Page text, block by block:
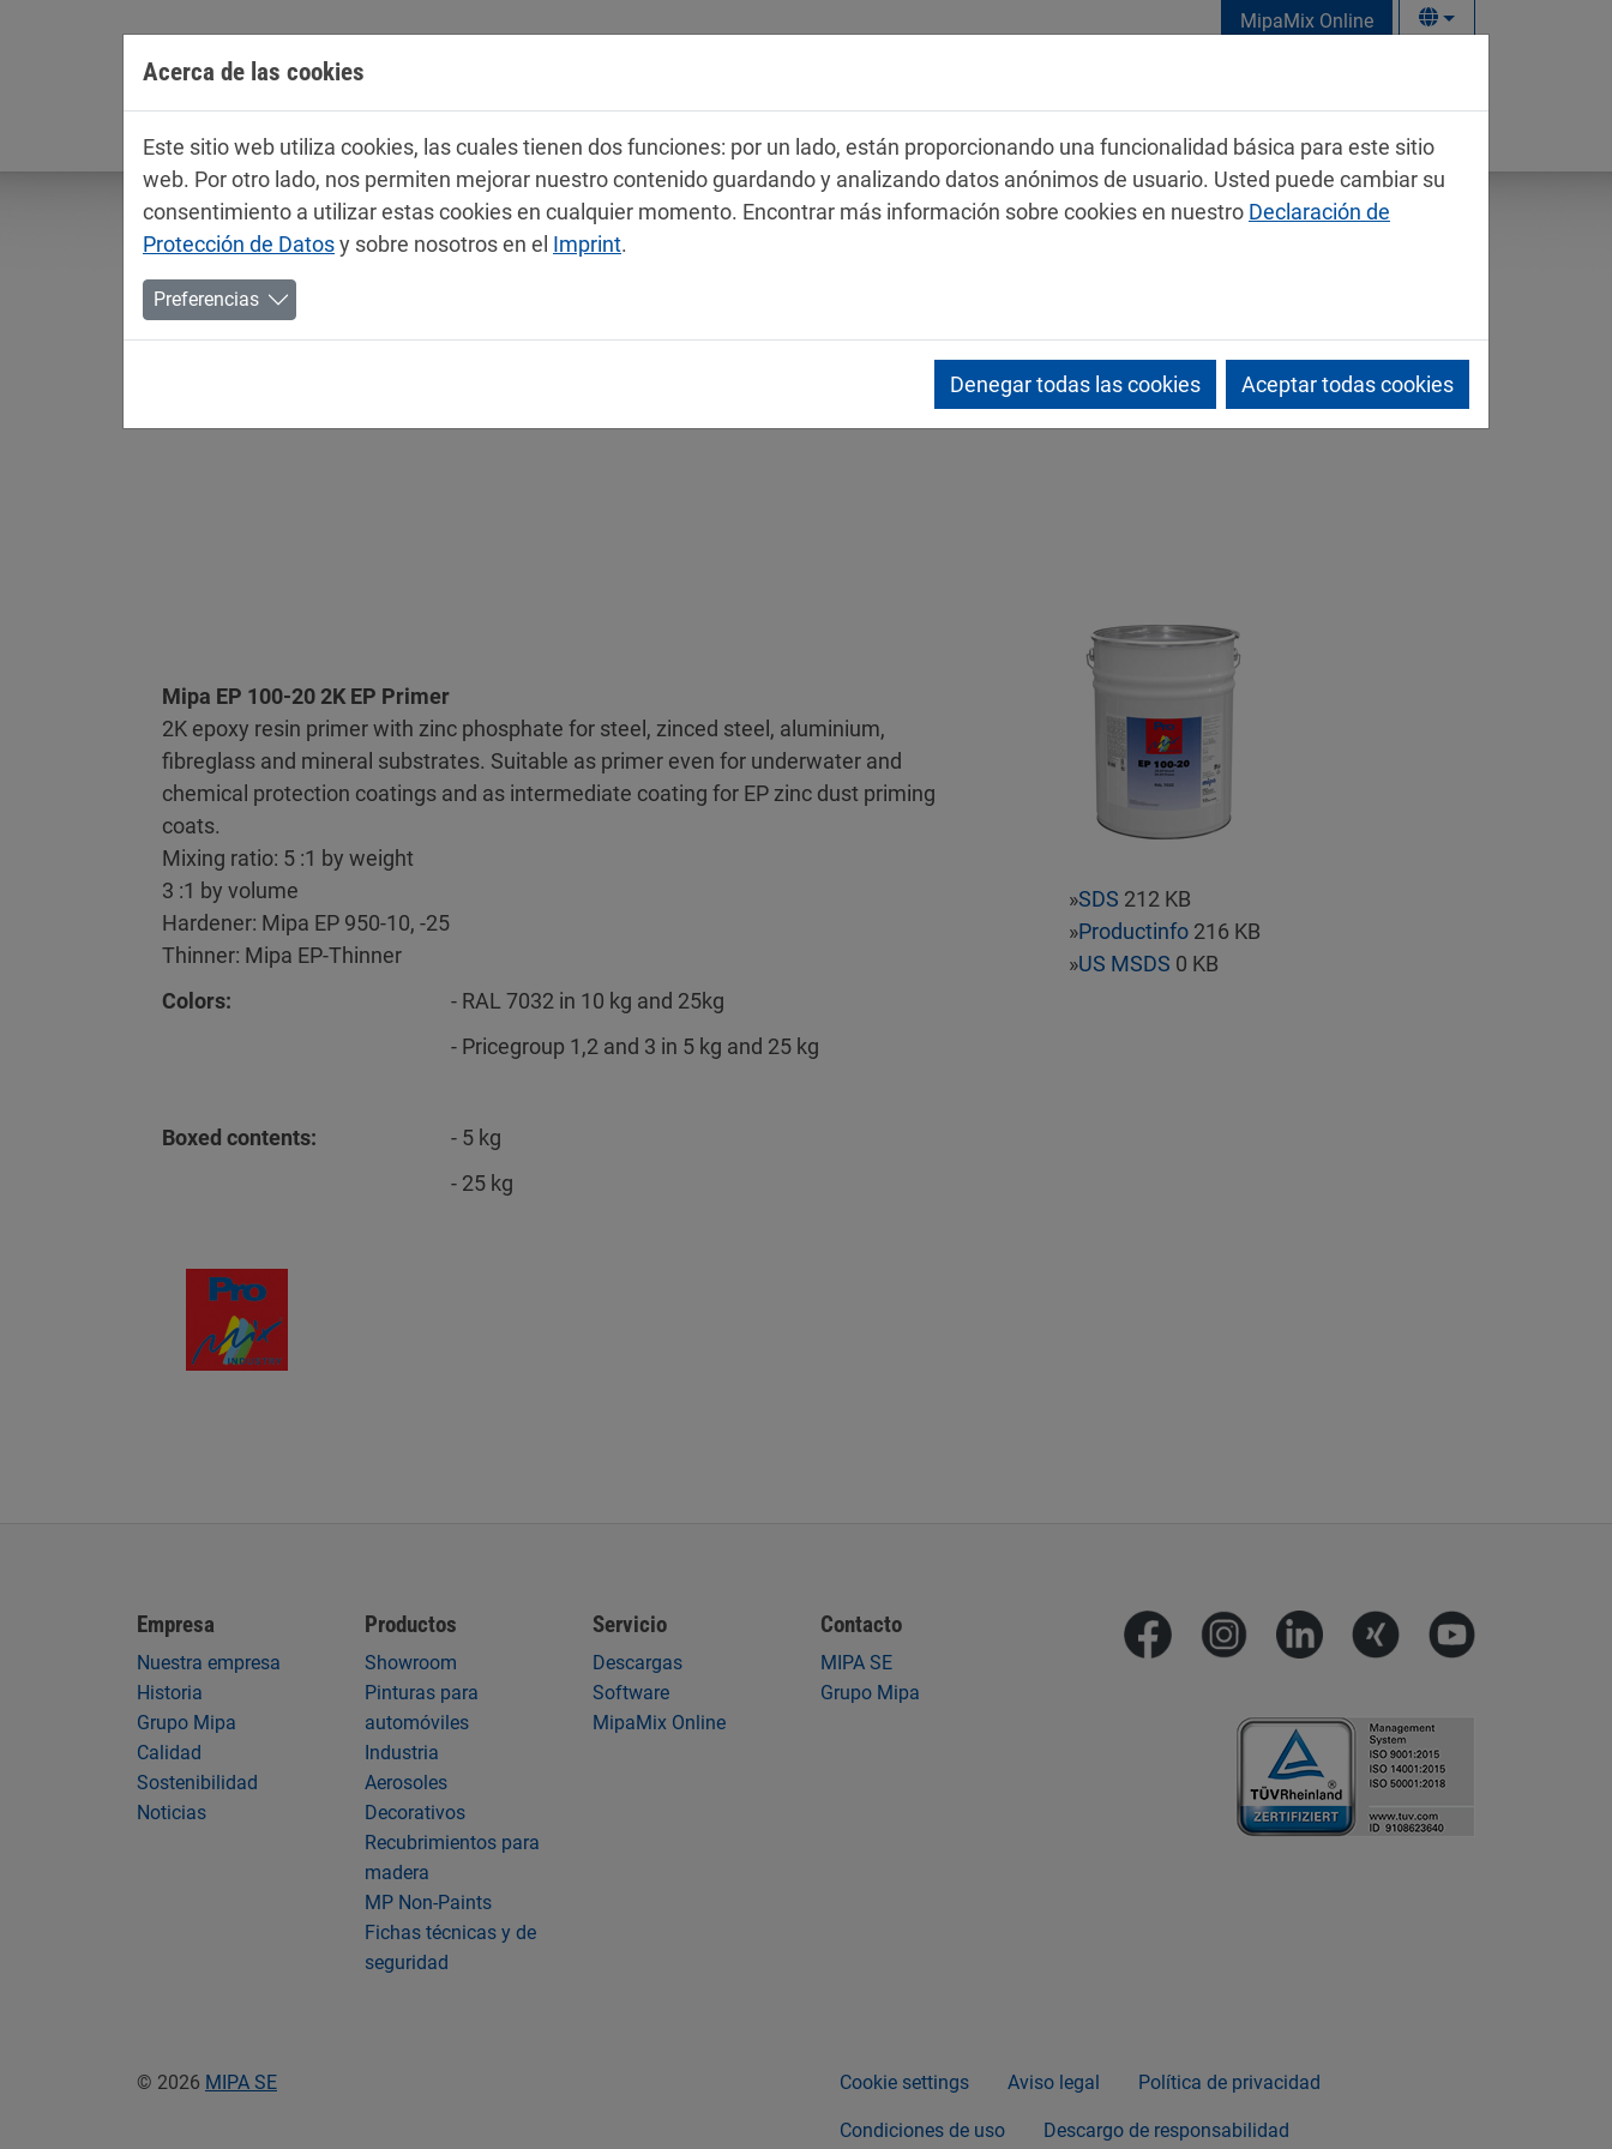
MipaMix Online
Empresa Productos Servicio Contacto
Mipa EP 100-20 2K EP Primer
2K epoxy resin primer with zinc phosphate for steel, zinced steel, aluminium,
fibreglass and mineral substrates. Suitable as primer even for underwater and
chemical protection coatings and as intermediate coating for EP zinc dust priming
coats.
Mixing ratio: 5 :1 by weight
3 :1 by volume
Hardener: Mipa EP 950-10, -25
Thinner: Mipa EP-Thinner
Colors:
- RAL 7032 in 10 kg and 25kg
- Pricegroup 1,2 and 3 in 5 kg and 25 kg
Boxed contents:
- 5 kg
- 25 kg
»SDS 212 KB
»Productinfo 216 KB
»US MSDS 0 KB
Empresa
Nuestra empresa
Historia
Grupo Mipa
Calidad
Sostenibilidad
Noticias
Productos
Showroom
Pinturas para
automóviles
Industria
Aerosoles
Decorativos
Recubrimientos para
madera
MP Non-Paints
Fichas técnicas y de
seguridad
Servicio
Descargas
Software
MipaMix Online
Contacto
MIPA SE
Grupo Mipa
© 2026 MIPA SE Cookie settings Aviso legal Política de privacidad
Condiciones de uso Descargo de responsabilidad
Acerca de las cookies
Este sitio web utiliza cookies, las cuales tienen dos funciones: por un lado, están proporcionando una funcionalidad básica para este sitio
web. Por otro lado, nos permiten mejorar nuestro contenido guardando y analizando datos anónimos de usuario. Usted puede cambiar su
consentimiento a utilizar estas cookies en cualquier momento. Encontrar más información sobre cookies en nuestro Declaración de
Protección de Datosy sobre nosotros en el Imprint.
Preferencias
Denegar todas las cookies Aceptar todas cookies